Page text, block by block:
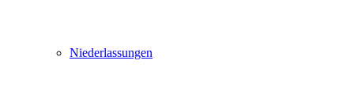
Niederlassungen